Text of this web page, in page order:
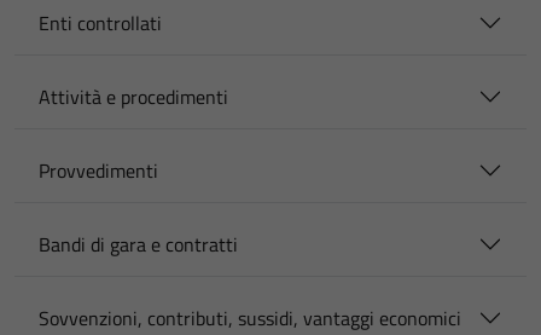
Enti controllati
Attività e procedimenti
Provvedimenti
Bandi di gara e contratti
Sovvenzioni, contributi, sussidi, vantaggi economici